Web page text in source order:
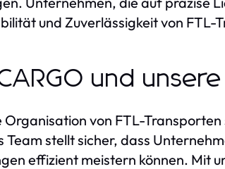
und Zuverlässigkeit von FTL-
und
von FTL-
stellt sicher, dass
effizient meistern können. Mit